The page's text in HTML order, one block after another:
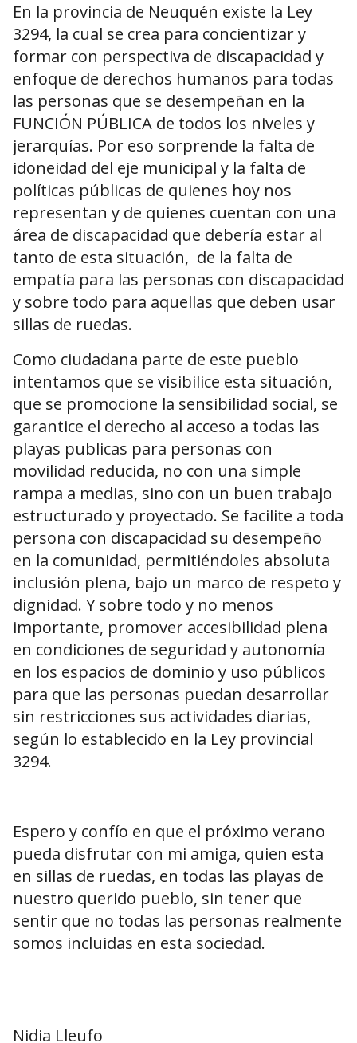
En la provincia de Neuquén existe la Ley
3294, la cual se crea para concientizar y
formar con perspectiva de discapacidad y
enfoque de derechos humanos para todas
las personas que se desempeñan en la
FUNCIÓN PÚBLICA de todos los niveles y
jerarquías. Por eso sorprende la falta de
idoneidad del eje municipal y la falta de
políticas públicas de quienes hoy nos
representan y de quienes cuentan con una
área de discapacidad que debería estar al
tanto de esta situación, de la falta de
empatía para las personas con discapacidad
y sobre todo para aquellas que deben usar
sillas de ruedas.
Como ciudadana parte de este pueblo
intentamos que se visibilice esta situación,
que se promocione la sensibilidad social, se
garantice el derecho al acceso a todas las
playas publicas para personas con
movilidad reducida, no con una simple
rampa a medias, sino con un buen trabajo
estructurado y proyectado. Se facilite a toda
persona con discapacidad su desempeño
en la comunidad, permitiéndoles absoluta
inclusión plena, bajo un marco de respeto y
dignidad. Y sobre todo y no menos
importante, promover accesibilidad plena
en condiciones de seguridad y autonomía
en los espacios de dominio y uso públicos
para que las personas puedan desarrollar
sin restricciones sus actividades diarias,
según lo establecido en la Ley provincial
3294.
Espero y confío en que el próximo verano
pueda disfrutar con mi amiga, quien esta
en sillas de ruedas, en todas las playas de
nuestro querido pueblo, sin tener que
sentir que no todas las personas realmente
somos incluidas en esta sociedad.
Nidia Lleufo